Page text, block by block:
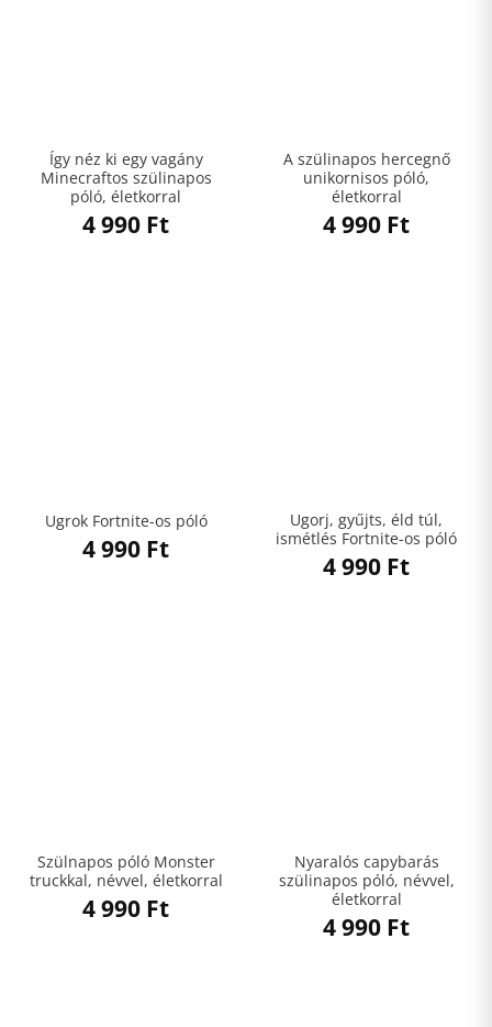
Így néz ki egy vagány
Minecraftos szülinapos
póló, életkorral
4 990 Ft
A szülinapos hercegnő
unikornisos póló,
életkorral
4 990 Ft
Ugrok Fortnite-os póló
4 990 Ft
Ugorj, gyűjts, éld túl,
ismétlés Fortnite-os póló
4 990 Ft
Szülnapos póló Monster
truckkal, névvel, életkorral
4 990 Ft
Nyaralós capybarás
szülinapos póló, névvel,
életkorral
4 990 Ft